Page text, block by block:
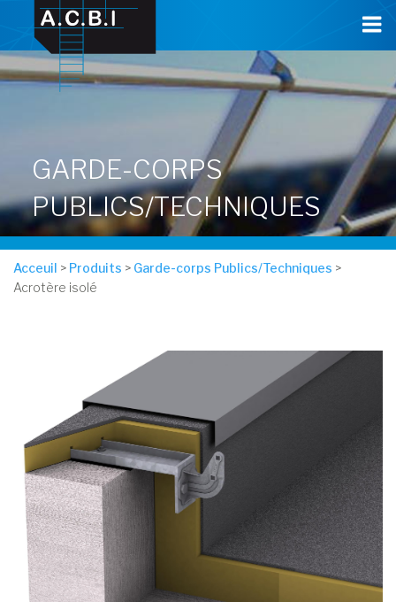
GARDE-CORPS
PUBLICS/TECHNIQUES
Acceuil > Produits > Garde-corps Publics/Techniques >
Acrotère isolé
Cookies management panel